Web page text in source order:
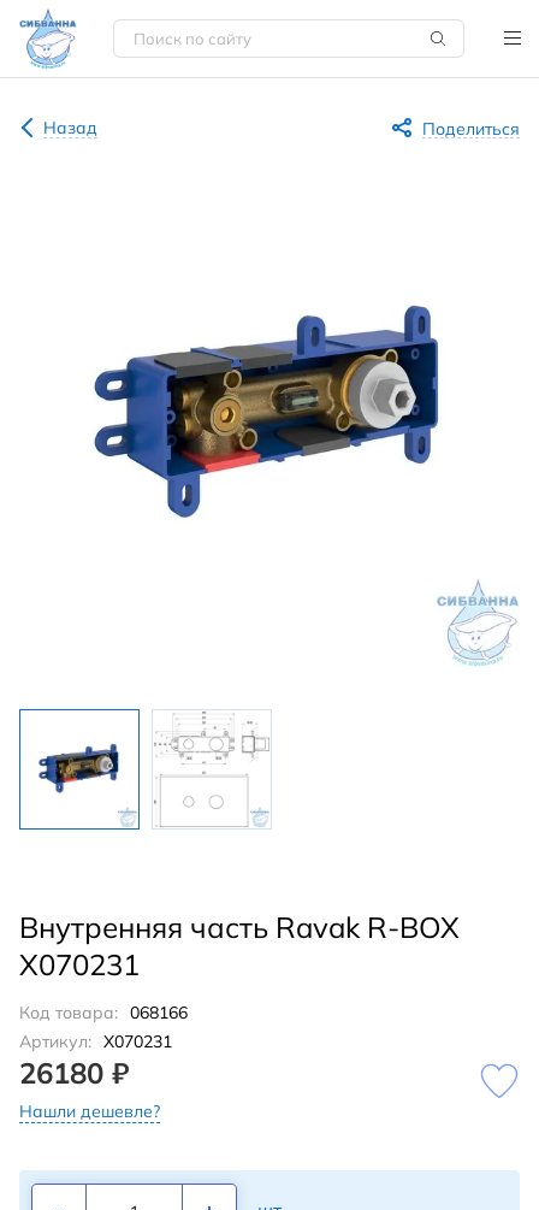
Назад Поделиться
Внутренняя часть Ravak R-BOX
X070231
Код товара: 068166
Артикул: X070231
26180 ₽
Нашли дешевле?